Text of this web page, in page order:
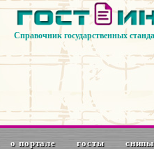
Справочник государственных
о портале госты снипы